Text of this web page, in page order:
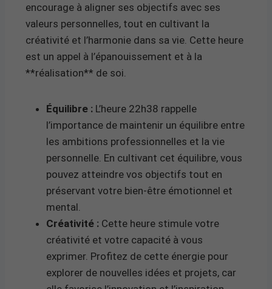
encourage à aligner ses objectifs avec ses
valeurs personnelles, tout en cultivant la
créativité et l’harmonie dans sa vie. Cette heure
est un appel à l’épanouissement et à la
**réalisation** de soi.
Équilibre : L’heure 22h38 rappelle
l’importance de maintenir un équilibre entre
les ambitions professionnelles et la vie
personnelle. En cultivant cet équilibre, vous
pouvez atteindre vos objectifs tout en
préservant votre bien-être émotionnel et
mental.
Créativité : Cette heure stimule votre
créativité et votre capacité à vous
exprimer. Profitez de cette énergie pour
explorer de nouvelles idées et projets, car